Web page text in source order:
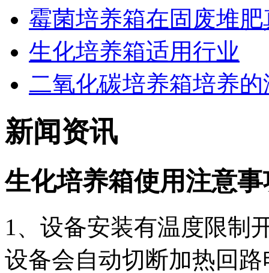
霉菌培养箱在固废堆
生化培养箱适用行业
二氧化碳培养箱培养
新闻资讯
生化培养箱使用注意事
1、设备安装有温度限制
设备会自动切断加热回